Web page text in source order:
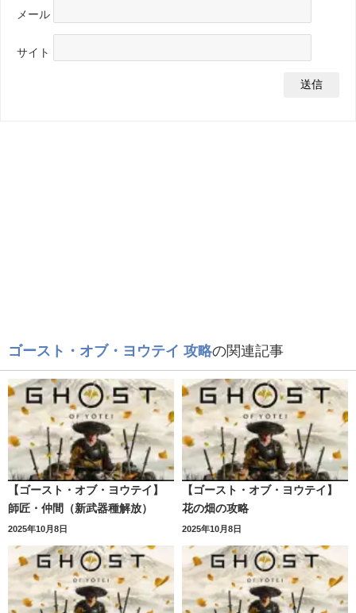
メール
サイト
ゴースト・オブ・ヨウテイ 攻略の関連記事
【ゴースト・オブ・ヨウテイ】
師匠・仲間（新武器種解放）
2025年10月8日
【ゴースト・オブ・ヨウテイ】
花の畑の攻略
2025年10月8日